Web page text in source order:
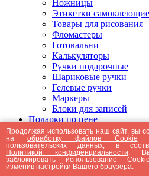
Ножницы
Этикетки
Товары для рисования
Фломастеры
Готовальни
Калькуляторы
Ручки подарочные
Шариковые ручки
Гелевые ручки
Маркеры
Блоки для записей
Подарки по цене
Подарки от 5000
Подарки до 5000
Подарки до 3000
Подарки до 2000
Подарки до 1000 рублей
Продолжая использовать наш сайт, вы
наобработку файлов Cookie и
пользовательских данных, в
Политикой конфиденциальности .
заблокировать использование
изменив настройки Вашего браузера.